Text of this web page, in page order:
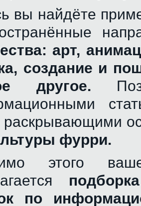
вы найдёте
арт,
создание и
другое.
раскрывающими
фурри.
этого
по